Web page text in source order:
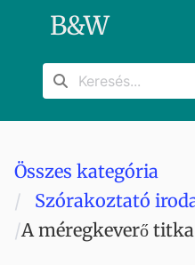
B&W
Összes kategória
Szórakoztató
A méregkeverő titka